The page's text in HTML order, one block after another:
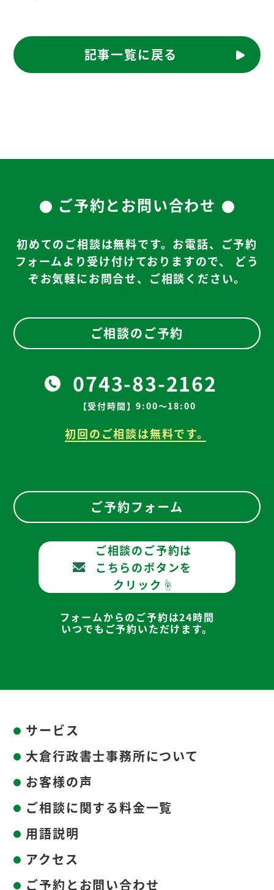
記事一覧に戻る
ご予約とお問い合わせ
初めてのご相談は無料です。お電話、ご予約
フォームより受け付けておりますので、
どう
ぞお気軽にお問合せ、ご相談ください。
ご相談のご予約
0743-83-2162
【受付時間】9:00～18:00
初回のご相談は無料です。
ご予約フォーム
ご相談のご予約は
こちらのボタンを
クリック☝
フォームからのご予約は24時間
いつでもご予約いただけます。
サービス
大倉行政書士事務所について
お客様の声
ご相談に関する料金一覧
用語説明
アクセス
ご予約とお問い合わせ